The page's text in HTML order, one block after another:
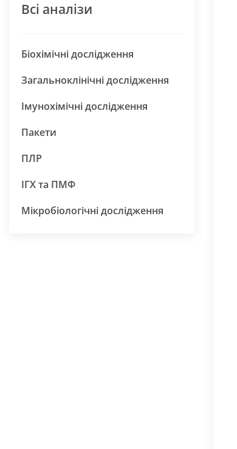
Всі аналізи
Біохімічні дослідження
Загальноклінічні дослідження
Імунохімічні дослідження
Пакети
ПЛР
ІГХ та ПМФ
Мікробіологічні дослідження